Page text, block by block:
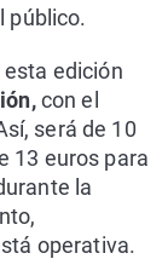
público.
edición
con el
será de 10
13 euros para
la
operativa.